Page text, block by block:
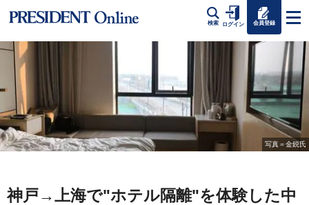
検索 ログイン 会員登録
写真＝金鋭氏
神戸→上海で"ホテル隔離"を体験した中